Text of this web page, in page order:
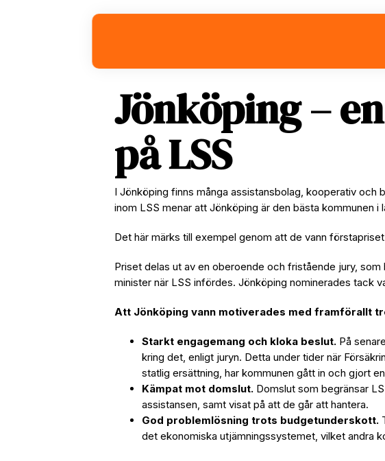
Jönköping –
på LSS
I Jönköping finns många assistansbolag, kooperativ och
inom LSS menar att Jönköping är den bästa kommunen
Det här märks till exempel genom att de vann
Priset delas ut av en oberoende och fristående jury,
minister när LSS infördes. Jönköping nominerades tack
Att Jönköping vann motiverades med framförallt
Starkt engagemang och kloka beslut. På
kring det, enligt juryn. Detta under tider när
statlig ersättning, har kommunen gått in och gjort
Kämpat mot domslut. Domslut som begränsar
assistansen, samt visat på att de går att hantera.
God problemlösning trots budgetunderskott.
det ekonomiska utjämningssystemet, vilket andra